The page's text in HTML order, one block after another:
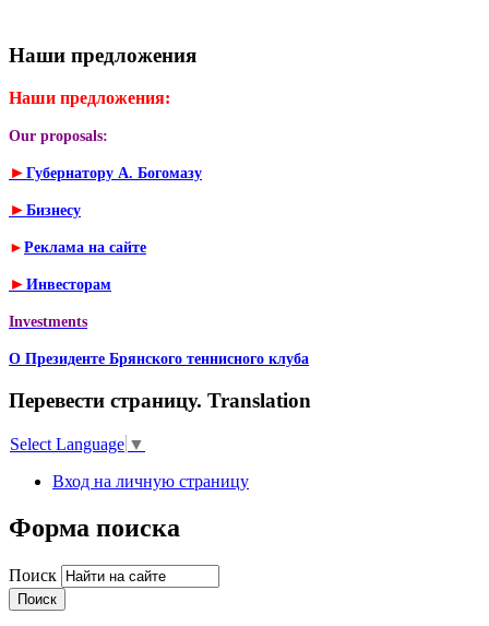
Наши предложения
Наши предложения:
Our proposals:
► Губернатору А. Богомазу
► Бизнесу
► Реклама на сайте
► Инвесторам
Investments
О Президенте Брянского теннисного клуба
Перевести страницу. Translation
Select Language ▼
Вход на личную страницу
Форма поиска
Поиск